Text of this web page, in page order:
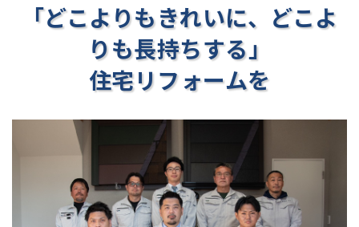
「どこよりもきれいに、どこよ
りも長持ちする」
住宅リフォームを